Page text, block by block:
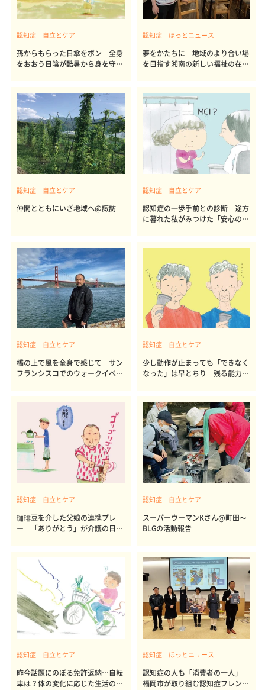
認知症 自立とケア
孫からもらった日傘をポン 全身
をおおう日陰が酷暑から身を守っ
認知症 ほっとニュース
夢をかたちに 地域のより合い場
を目指す湘南の新しい福祉の在り
認知症 自立とケア
仲間とともにいざ地域へ@諏訪
認知症 自立とケア
認知症の一歩手前との診断 途方
に暮れた私がみつけた「安心の場
認知症 自立とケア
橋の上で風を全身で感じて サン
フランシスコでのウォークイベン
認知症 自立とケア
少し動作が止まっても「できなく
なった」は早とちり 残る能力を
認知症 自立とケア
珈琲豆を介した父娘の連携プレ
ー 「ありがとう」が介護の日々
認知症 自立とケア
スーパーウーマンKさん@町田〜
BLGの活動報告
認知症 自立とケア
昨今話題にのぼる免許返納…自転
車は？体の変化に応じた生活のシ
認知症 ほっとニュース
認知症の人も「消費者の一人」
福岡市が取り組む認知症フレンド